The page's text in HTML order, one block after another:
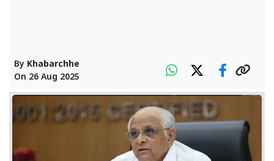
By Khabarchhe
On 26 Aug 2025